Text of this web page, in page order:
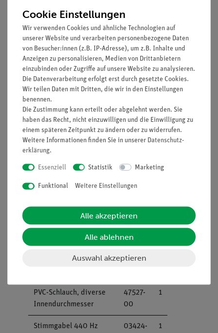
deutsch (13242-01)
Ergänzungsset DEMO beginner
Naturwissenschaften Set Sinne (13242-88)
Lieferumfang
Filzschreiber,
wasserlöslich, 3 St.,
schwarz, blau, rot
38710-
1
(PP), 100 ml
01
Wattestäbchen, 100
13241-
10
1
Uhrglasschale, d = 100
34574-
PVC-Schlauch, diverse
Innendurchmesser
47527-
00
1
Stimmgabel 440 Hz
03424-
1
Cookie Einstellungen
Wir verwenden Cookies und ähnliche Technologien auf
unserer Website und verarbeiten personenbezogene Daten
von Besucher:innen (z.B. IP-Adresse), um z.B. Inhalte und
Anzeigen zu personalisieren, Medien von Drittanbietern
einzubinden oder Zugriffe auf unsere Website zu analysieren.
Die Datenverarbeitung erfolgt erst durch gesetzte Cookies.
Wir teilen Daten mit Dritten, die wir in den Einstellungen
benennen.
Die Zustimmung kann erteilt oder abgelehnt werden. Sie
haben das Recht, nicht einzuwilligen und die Einwilligung zu
einem späteren Zeitpunkt zu ändern oder zu widerrufen.
Weitere Informationen finden Sie in unserer Daten­schutz­
erklärung.
Essenziell Statistik Marketing
Funktional Weitere Einstellungen
Alle akzeptieren
Alle ablehnen
Auswahl akzeptieren